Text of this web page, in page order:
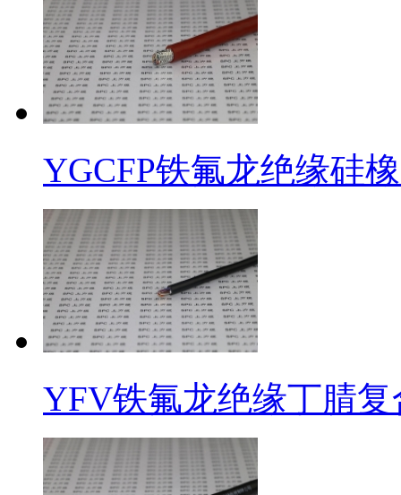
YGCFP铁氟龙绝缘硅
YFV铁氟龙绝缘丁腈